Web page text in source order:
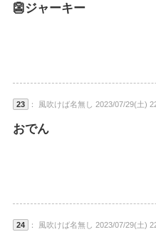
👺ジャーキー
23 ： 風吹けば名無し 2023/07/29(土)
おでん
24 ： 風吹けば名無し 2023/07/29(土)